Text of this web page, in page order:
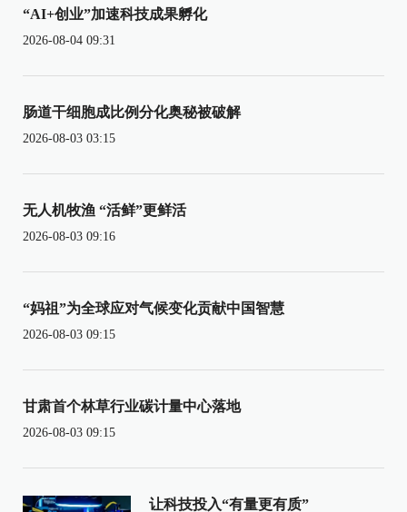
“AI+创业”加速科技成果孵化
2026-08-04 09:31
肠道干细胞成比例分化奥秘被破解
2026-08-03 03:15
无人机牧渔 “活鲜”更鲜活
2026-08-03 09:16
“妈祖”为全球应对气候变化贡献中国智慧
2026-08-03 09:15
甘肃首个林草行业碳计量中心落地
2026-08-03 09:15
让科技投入“有量更有质”